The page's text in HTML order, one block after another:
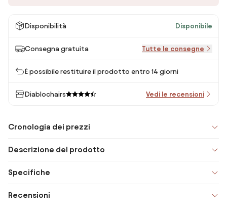
Disponibilità Disponibile
Consegna gratuita Tutte le consegne
È possibile restituire il prodotto entro 14 giorni
Diablochairs Vedi le recensioni
Cronologia dei prezzi
Descrizione del prodotto
Specifiche
Recensioni